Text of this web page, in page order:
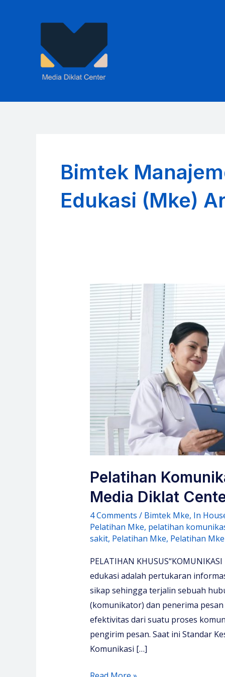
Bimtek
Edukasi (Mke)
Pelatihan
Media Diklat
4 Comments / Bimtek Mke, In
Pelatihan Mke, pelatihan
sakit, Pelatihan Mke, Pelatihan
PELATIHAN
edukasi adalah pertukaran
sikap sehingga terjalin sebuah
(komunikator) dan penerima
efektivitas dari suatu proses
pengirim pesan. Saat ini Standar
Komunikasi […]